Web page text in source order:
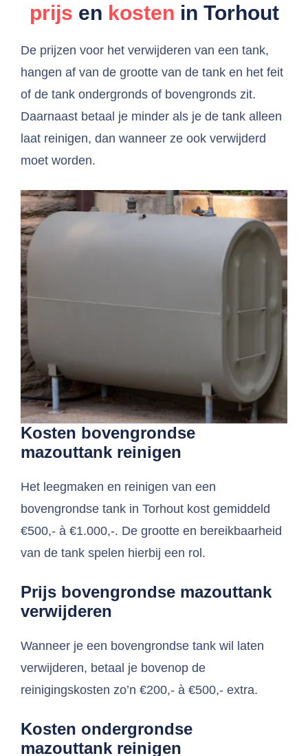
prijs en kosten in Torhout
De prijzen voor het verwijderen van een tank,
hangen af van de grootte van de tank en het feit
of de tank ondergronds of bovengronds zit.
Daarnaast betaal je minder als je de tank alleen
laat reinigen, dan wanneer ze ook verwijderd
moet worden.
Kosten bovengrondse
mazouttank reinigen
Het leegmaken en reinigen van een
bovengrondse tank in Torhout kost gemiddeld
€500,- à €1.000,-. De grootte en bereikbaarheid
van de tank spelen hierbij een rol.
Prijs bovengrondse mazouttank
verwijderen
Wanneer je een bovengrondse tank wil laten
verwijderen, betaal je bovenop de
reinigingskosten zo’n €200,- à €500,- extra.
Kosten ondergrondse
mazouttank reinigen